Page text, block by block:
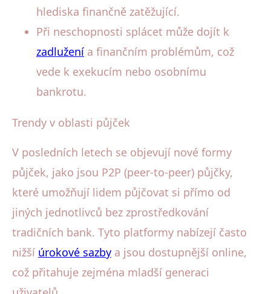
hlediska finančně zatěžující.
Při neschopnosti splácet může dojít k
zadlužení a finančním problémům, což
vede k exekucím nebo osobnímu
bankrotu.
Trendy v oblasti půjček
V posledních letech se objevují nové formy
půjček, jako jsou P2P (peer-to-peer) půjčky,
které umožňují lidem půjčovat si přímo od
jiných jednotlivců bez zprostředkování
tradičních bank. Tyto platformy nabízejí často
nižší úrokové sazby a jsou dostupnější online,
což přitahuje zejména mladší generaci